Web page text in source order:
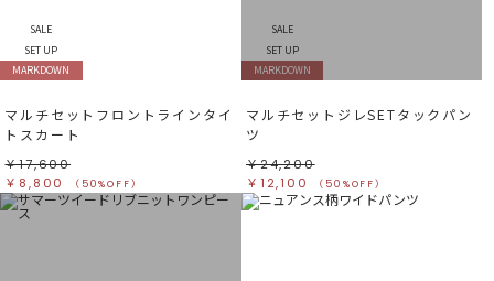
SALE
SET UP
MARKDOWN
マルチセットフロントラインタイ
トスカート
￥17,600
￥8,800
（50%OFF）
SALE
SET UP
MARKDOWN
マルチセットジレSETタックパン
ツ
￥24,200
￥12,100
（50%OFF）